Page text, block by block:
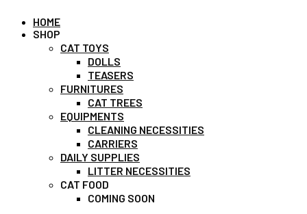
HOME
SHOP
CAT TOYS
DOLLS
TEASERS
FURNITURES
CAT TREES
EQUIPMENTS
CLEANING NECESSITIES
CARRIERS
DAILY SUPPLIES
LITTER NECESSITIES
CAT FOOD
COMING SOON